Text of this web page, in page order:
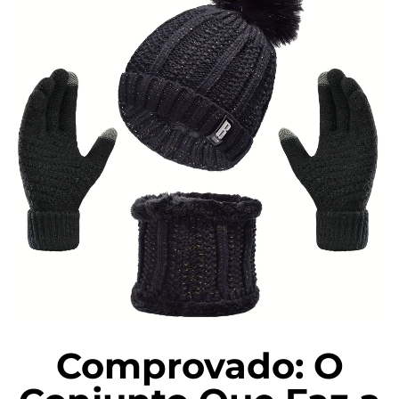
Comprovado: O